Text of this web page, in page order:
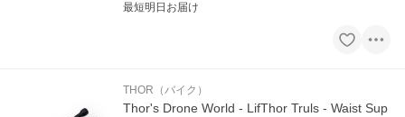
最短明日お届け
THOR（バイク）
Thor's Drone World - LifThor Truls - Waist Sup